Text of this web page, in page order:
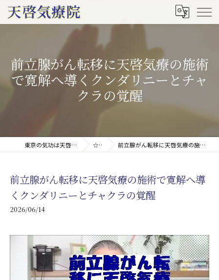
前立腺がん転移に天啓気療の施術
で寛解へ導くクンダリニーとチャ
クラの覚醒
東京の気功は天啓気療院(天啓気功療法治療院) ☆ブログ 前立腺がん転移に天啓気療の施術で寛解へ導くクンダリニーとチャクラの覚醒
前立腺がん転移に天啓気療の施術で寛解へ導
くクンダリニーとチャクラの覚醒
2026/06/14